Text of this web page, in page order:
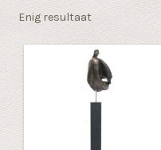
Enig resultaat